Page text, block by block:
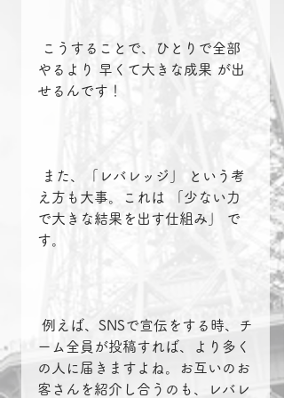
やるより 早くて大きな成果 が出
せるんです！
え方も大事。これは 「少ない力
で大きな結果を出す仕組み」 で
す。
ーム全員が投稿すれば、より多く
の人に届きますよね。お互いのお
客さんを紹介し合うのも、レバレ